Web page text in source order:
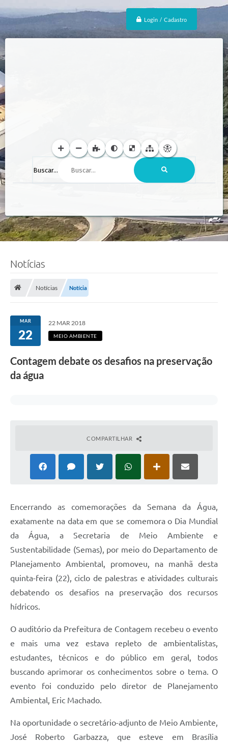
Login / Cadastro
Buscar...
Notícias
Notícias Notícia
MAR
22
22 MAR 2018
MEIO AMBIENTE
Contagem debate os desafios na preservação
da água
COMPARTILHAR
Encerrando as comemorações da Semana da Água,
exatamente na data em que se comemora o Dia Mundial
da Água, a Secretaria de Meio Ambiente e
Sustentabilidade (Semas), por meio do Departamento de
Planejamento Ambiental, promoveu, na manhã desta
quinta-feira (22), ciclo de palestras e atividades culturais
debatendo os desafios na preservação dos recursos
hídricos.
O auditório da Prefeitura de Contagem recebeu o evento
e mais uma vez estava repleto de ambientalistas,
estudantes, técnicos e do público em geral, todos
buscando aprimorar os conhecimentos sobre o tema. O
evento foi conduzido pelo diretor de Planejamento
Ambiental, Eric Machado.
Na oportunidade o secretário-adjunto de Meio Ambiente,
José Roberto Garbazza, que esteve em Brasília